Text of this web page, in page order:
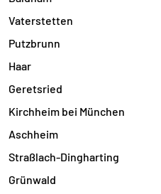
Vaterstetten
Putzbrunn
Haar
Geretsried
Kirchheim bei München
Aschheim
Straßlach-Dingharting
Grünwald